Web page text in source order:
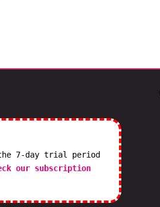
7-day trial period
our subscription